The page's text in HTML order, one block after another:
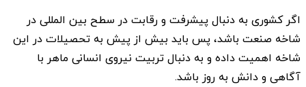
اگر کشوری به دنبال پیشرفت و رقابت در سطح بین المللی در
شاخه صنعت باشد، پس باید بیش از پیش به تحصیلات در این
شاخه اهمیت داده و به دنبال تربیت نیروی انسانی ماهر با
آگاهی و دانش به روز باشد.